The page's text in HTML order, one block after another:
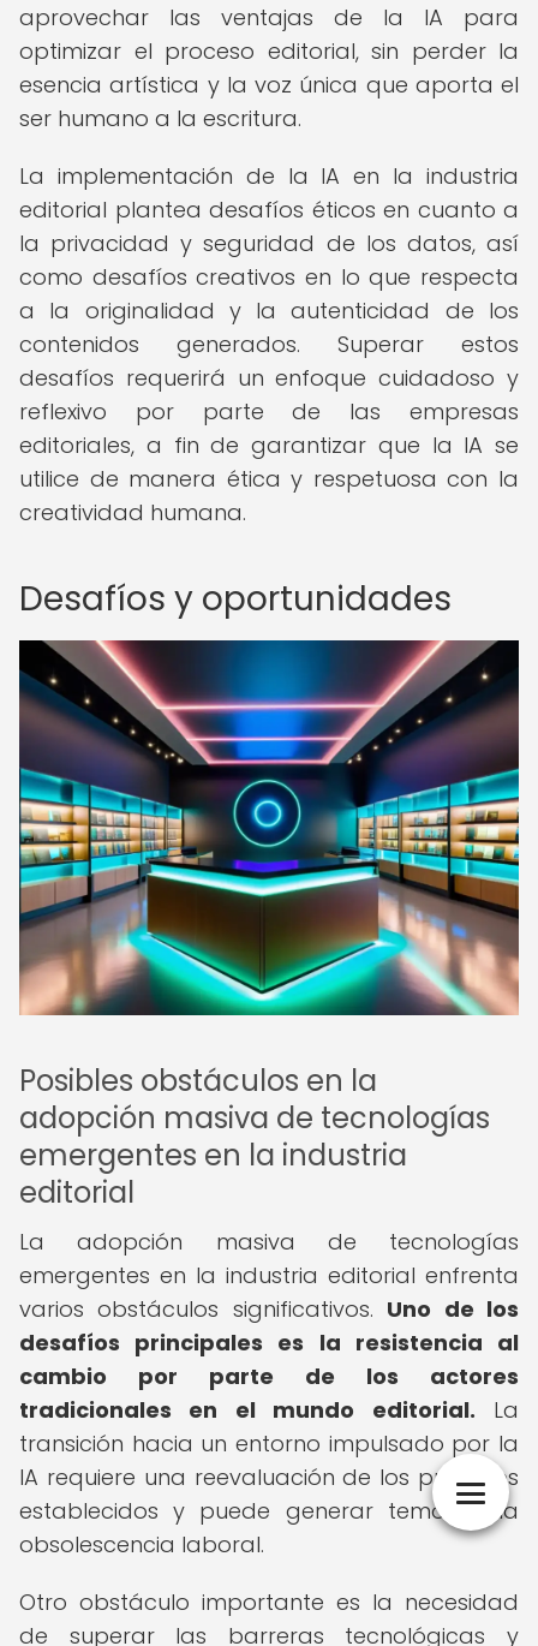
aprovechar las ventajas de la IA para
optimizar el proceso editorial, sin perder la
esencia artística y la voz única que aporta el
ser humano a la escritura.
La implementación de la IA en la industria
editorial plantea desafíos éticos en cuanto a
la privacidad y seguridad de los datos, así
como desafíos creativos en lo que respecta
a la originalidad y la autenticidad de los
contenidos generados. Superar estos
desafíos requerirá un enfoque cuidadoso y
reflexivo por parte de las empresas
editoriales, a fin de garantizar que la IA se
utilice de manera ética y respetuosa con la
creatividad humana.
Desafíos y oportunidades
Posibles obstáculos en la
adopción masiva de tecnologías
emergentes en la industria
editorial
La adopción masiva de tecnologías
emergentes en la industria editorial enfrenta
varios obstáculos significativos. Uno de los
desafíos principales es la resistencia al
cambio por parte de los actores
tradicionales en el mundo editorial. La
transición hacia un entorno impulsado por la
IA requiere una reevaluación de los procesos
establecidos y puede generar temor a la
obsolescencia laboral.
Otro obstáculo importante es la necesidad
de superar las barreras tecnológicas y